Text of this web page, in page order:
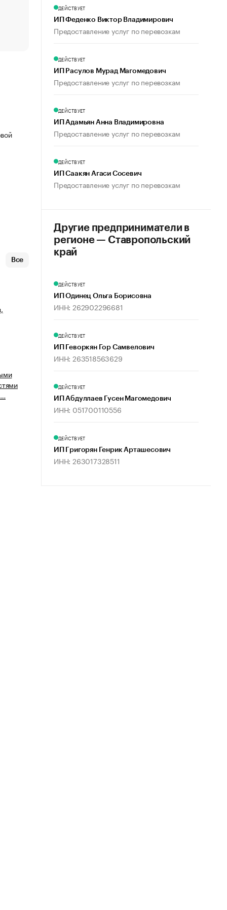
Что обвинения против Павла Дурова значат для
пользователей
Все
ДЕЙСТВУЕТ
ИП Феденко Виктор Владимирович
Предоставление услуг по перевозкам
ДЕЙСТВУЕТ
ИП Расулов Мурад Магомедович
Предоставление услуг по перевозкам
ДЕЙСТВУЕТ
ИП Адамьян Анна Владимировна
Предоставление услуг по перевозкам
ДЕЙСТВУЕТ
ИП Саакян Агаси Сосевич
Предоставление услуг по перевозкам
Другие предприниматели в
регионе — Ставропольский
край
ДЕЙСТВУЕТ
ИП Одинец Ольга Борисовна
ИНН: 262902296681
ДЕЙСТВУЕТ
ИП Геворкян Гор Самвелович
ИНН: 263518563629
ДЕЙСТВУЕТ
ИП Абдуллаев Гусен Магомедович
ИНН: 051700110556
ДЕЙСТВУЕТ
ИП Григорян Генрик Арташесович
ИНН: 263017328511